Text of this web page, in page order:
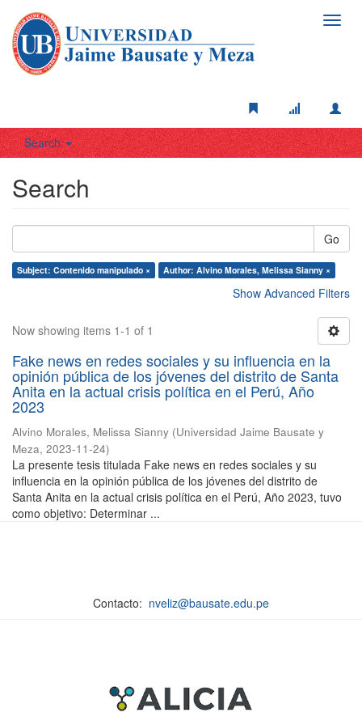
Search
Search
Go
Subject: Contenido manipulado × Author: Alvino Morales, Melissa Sianny ×
Show Advanced Filters
Now showing items 1-1 of 1
Fake news en redes sociales y su influencia en la
opinión pública de los jóvenes del distrito de Santa
Anita en la actual crisis política en el Perú, Año
2023
Alvino Morales, Melissa Sianny (Universidad Jaime Bausate y
Meza, 2023-11-24)
La presente tesis titulada Fake news en redes sociales y su
influencia en la opinión pública de los jóvenes del distrito de
Santa Anita en la actual crisis política en el Perú, Año 2023, tuvo
como objetivo: Determinar ...
Contacto: nveliz@bausate.edu.pe